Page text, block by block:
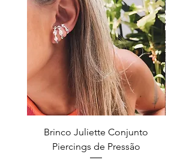
Brinco Juliette Conjunto
Piercings de Pressão